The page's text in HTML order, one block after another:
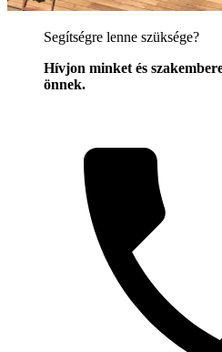
Segítségre lenne szüksége?
Hívjon minket és
önnek.